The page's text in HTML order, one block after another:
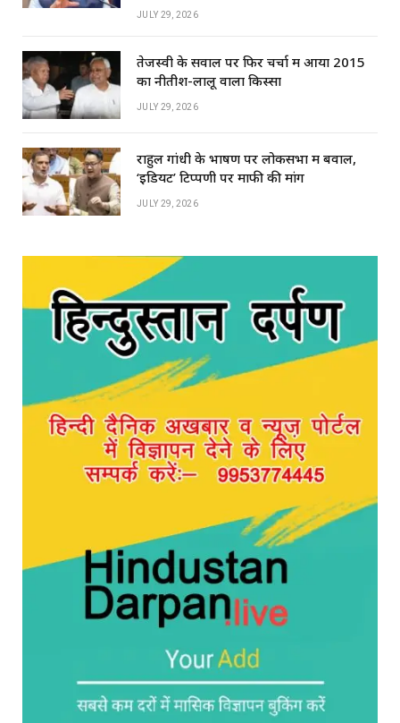
JULY 29, 2026
तेजस्वी के सवाल पर फिर चर्चा में आया 2015
का नीतीश-लालू वाला किस्सा
JULY 29, 2026
राहुल गांधी के भाषण पर लोकसभा में बवाल,
‘इडियट’ टिप्पणी पर माफी की मांग
JULY 29, 2026